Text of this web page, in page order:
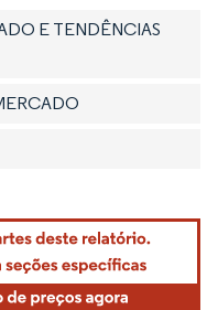
E TENDÊNCIAS